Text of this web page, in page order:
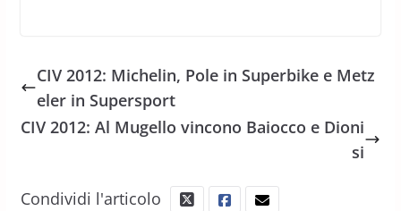
CIV 2012: Michelin, Pole in Superbike e Metz
eler in Supersport
CIV 2012: Al Mugello vincono Baiocco e Dioni
si
Condividi l'articolo